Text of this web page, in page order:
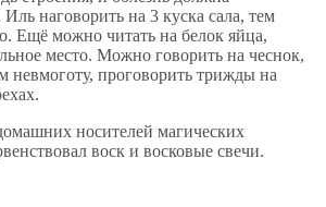
наговорить на 3 куска сала, тем
Ещё можно читать на белок яйца,
место. Можно говорить на чеснок,
невмоготу, проговорить трижды на
носителей магических
воск и восковые свечи.